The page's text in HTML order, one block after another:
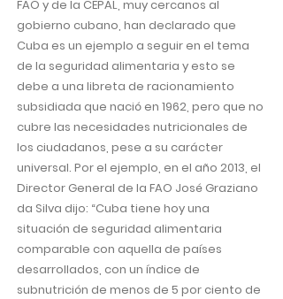
FAO y de la CEPAL, muy cercanos al
gobierno cubano, han declarado que
Cuba es un ejemplo a seguir en el tema
de la seguridad alimentaria y esto se
debe a una libreta de racionamiento
subsidiada que nació en 1962, pero que no
cubre las necesidades nutricionales de
los ciudadanos, pese a su carácter
universal. Por el ejemplo, en el año 2013, el
Director General de la FAO José Graziano
da Silva dijo: “Cuba tiene hoy una
situación de seguridad alimentaria
comparable con aquella de países
desarrollados, con un índice de
subnutrición de menos de 5 por ciento de